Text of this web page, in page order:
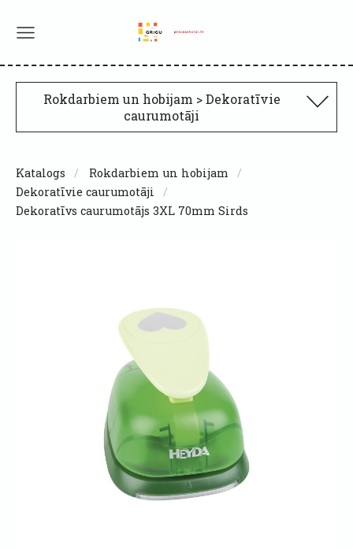
Rokdarbiem un hobijam > Dekoratīvie
caurumotāji
Katalogs
Rokdarbiem un hobijam
Dekoratīvie caurumotāji
Dekoratīvs caurumotājs 3XL 70mm Sirds